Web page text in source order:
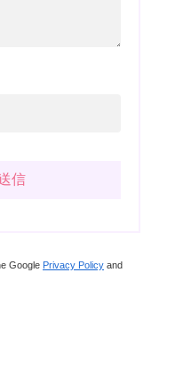
Google Privacy Policy and